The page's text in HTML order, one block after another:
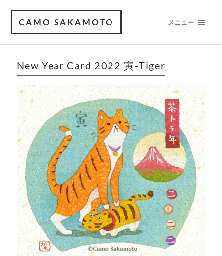
CAMO SAKAMOTO メニュー
New Year Card 2022 寅-Tiger